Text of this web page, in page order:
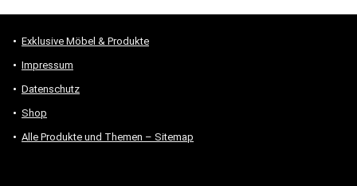
Exklusive Möbel & Produkte
Impressum
Datenschutz
Shop
Alle Produkte und Themen – Sitemap